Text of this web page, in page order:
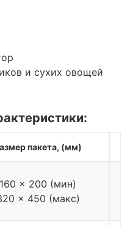
и сухих овощей
пакета, (мм)
160 x 200 (мин)
x 450 (макс)